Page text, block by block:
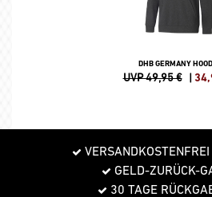
DHB GERMANY
UVP 49,95 € |
GELD-ZURÜCK-
30 TAGE